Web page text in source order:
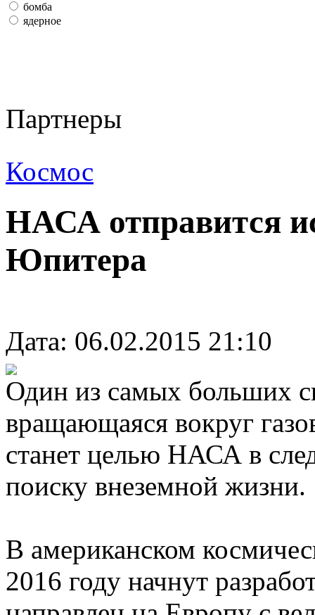
бомба
ядерное
Партнеры
Космос
НАСА отправится
Юпитера
Дата: 06.02.2015 21:10
Один из самых больших
вращающаяся вокруг
станет целью НАСА в
поиску внеземной жизни.
В американском
2016 году начнут